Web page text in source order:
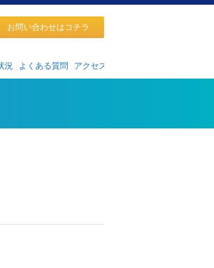
お問い合わせはコチラ
況 よくある質問 アクセス